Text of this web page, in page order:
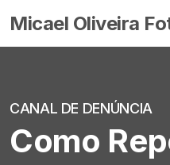
Micael Oliveira
CANAL DE DENÚNCIA
Como